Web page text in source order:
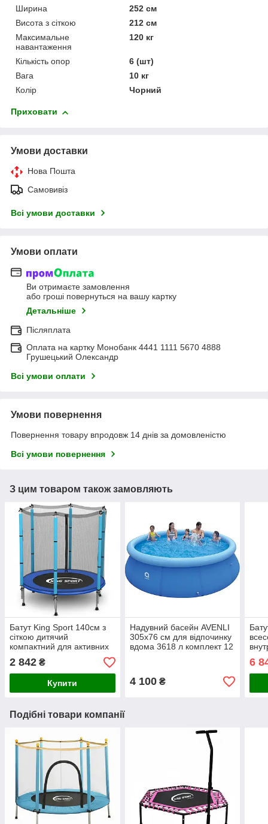
Ширина
252 см
Висота з сіткою
212 см
Максимальне
навантаження
120 кг
Кількість опор
6 (шт)
Вага
10 кг
Колір
Чорний
Приховати
Умови доставки
Нова Пошта
Самовивіз
Всі умови доставки
Умови оплати
Ви отримаєте замовлення
або гроші повернуться на вашу картку
Детальніше
Післяплата
Оплата на картку Монобанк 4441 1111 5670 4888
Грушецький Олександр
Всі умови оплати
Умови повернення
Повернення товару впродовж 14 днів за домовленістю
Всі умови повернення
З цим товаром також замовляють
Батут King Sport 140см з
сіткою дитячий
компактний для активних
ігор Синій
2 842 ₴
Купити
Надувний басейн AVENLI
305х76 см для відпочинку
вдома 3618 л комплект 12
4 100₴
ПВХ
6
Подібні товари компанії